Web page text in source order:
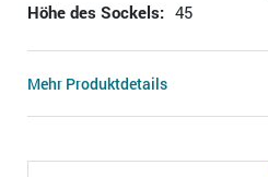
Höhe des Sockels: 45
Mehr Produktdetails